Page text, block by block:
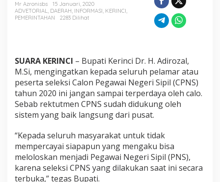
d
a
l
I
n
g
a
t
n
P
e
s
e
Mr Azronisbs
15 Januari, 2020
ADVETORIAL, DAERAH, INFORMASI, KERINCI,
PEMERINTAHAN
2283 Dilihat
SUARA KERINCI – Bupati Kerinci Dr. H. Adirozal,
M.Si, mengingatkan kepada seluruh pelamar atau
peserta seleksi Calon Pegawai Negeri Sipil (CPNS)
tahun 2020 ini jangan sampai terperdaya oleh calo.
Sebab rektutmen CPNS sudah didukung oleh
sistem yang baik langsung dari pusat.
“Kepada seluruh masyarakat untuk tidak
mempercayai siapapun yang mengaku bisa
meloloskan menjadi Pegawai Negeri Sipil (PNS),
karena seleksi CPNS yang dilakukan saat ini secara
terbuka,” tegas Bupati.